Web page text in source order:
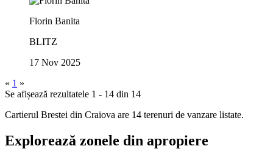
Florin Banita
BLITZ
17 Nov 2025
« 1 »
Se afișează rezultatele 1 - 14 din 14
Cartierul Brestei din Craiova are 14 terenuri de vanzare listate.
Explorează zonele din apropiere